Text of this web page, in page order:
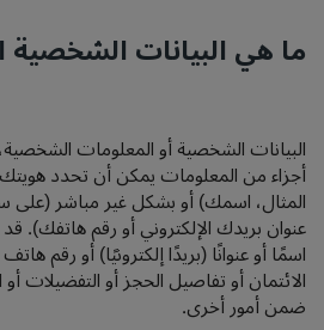
ما هي البيانات الشخصية
البيانات الشخصية أو المعلومات
أجزاء من المعلومات يمكن أن تحدد
المثال، اسمك) أو بشكل غير مباشر (على
عنوان بريدك الإلكتروني أو رقم هاتفك).
اسمًا أو عنوانًا (بريدًا إلكترونيًا) أو رقم
الائتمان أو تفاصيل الحجز أو التفضيلات
ضمن أمور أخرى.